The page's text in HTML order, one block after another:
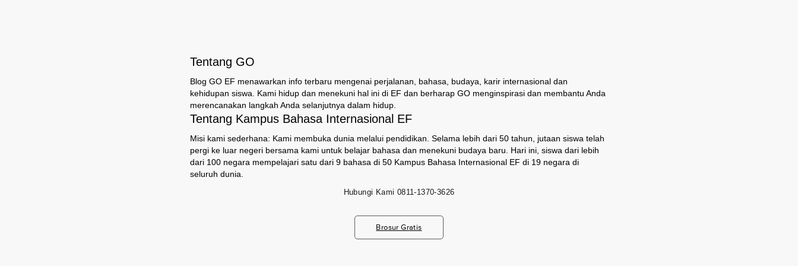
Tentang GO
Blog GO EF menawarkan info terbaru mengenai perjalanan, bahasa, budaya, karir internasional dan
kehidupan siswa. Kami hidup dan menekuni hal ini di EF dan berharap GO menginspirasi dan membantu Anda
merencanakan langkah Anda selanjutnya dalam hidup.
Tentang Kampus Bahasa Internasional EF
Misi kami sederhana: Kami membuka dunia melalui pendidikan. Selama lebih dari 50 tahun, jutaan siswa telah
pergi ke luar negeri bersama kami untuk belajar bahasa dan menekuni budaya baru. Hari ini, siswa dari lebih
dari 100 negara mempelajari satu dari 9 bahasa di 50 Kampus Bahasa Internasional EF di 19 negara di
seluruh dunia.
Hubungi Kami 0811-1370-3626
Brosur Gratis